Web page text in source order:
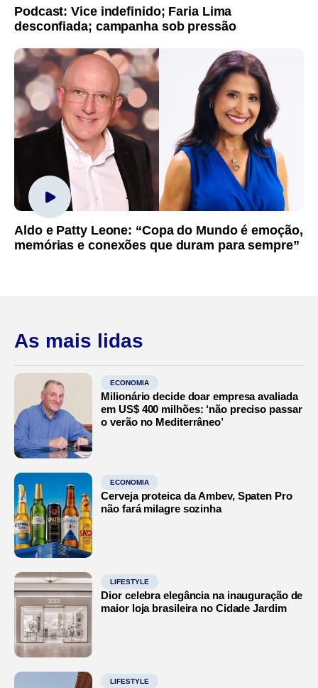
Podcast: Vice indefinido; Faria Lima
desconfiada; campanha sob pressão
Aldo e Patty Leone: “Copa do Mundo é emoção,
memórias e conexões que duram para sempre”
As mais lidas
ECONOMIA
Milionário decide doar empresa avaliada
em US$ 400 milhões: ‘não preciso passar
o verão no Mediterrâneo’
ECONOMIA
Cerveja proteica da Ambev, Spaten Pro
não fará milagre sozinha
LIFESTYLE
Dior celebra elegância na inauguração de
maior loja brasileira no Cidade Jardim
LIFESTYLE